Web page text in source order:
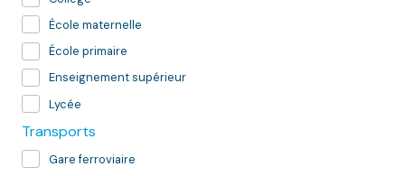
École maternelle
École primaire
Enseignement supérieur
Lycée
Transports
Gare ferroviaire